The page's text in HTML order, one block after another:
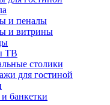
и пеналы
и витрины
ТВ
столики
для гостиной
банкетки